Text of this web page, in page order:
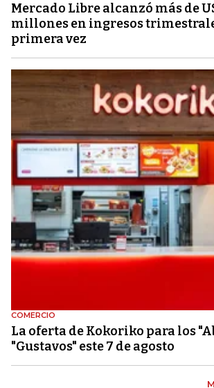
Mercado Libre alcanzó más de
millones en ingresos
primera vez
COMERCIO
La oferta de Kokoriko para los
"Gustavos" este 7 de agosto